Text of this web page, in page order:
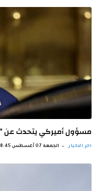
مسؤول أميركي يتحدث عن
اخر الاخبار الجمعة 07 أغسطس 8:45 م